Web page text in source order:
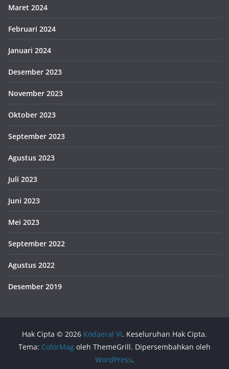
Maret 2024
Februari 2024
Januari 2024
Desember 2023
November 2023
Oktober 2023
September 2023
Agustus 2023
Juli 2023
Juni 2023
Mei 2023
September 2022
Agustus 2022
Desember 2019
Hak Cipta © 2026 Kodaeral VI. Keseluruhan Hak Cipta.
Tema: ColorMag oleh ThemeGrill. Dipersembahkan oleh
WordPress.